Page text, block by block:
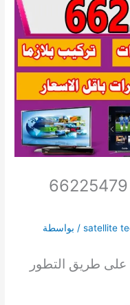
رقم فني ستلايت القرين 66225479
/ بواسطة
على طريق التطور